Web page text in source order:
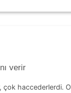
verir
çok haccederlerdi. O